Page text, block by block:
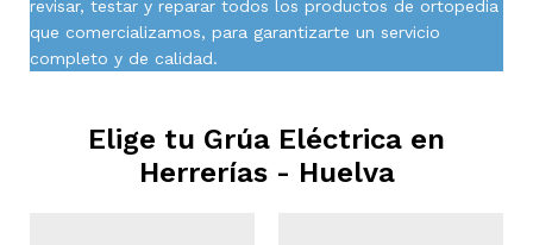
revisar, testar y reparar todos los productos de ortopedia
que comercializamos, para garantizarte un servicio
completo y de calidad.
Elige tu Grúa Eléctrica en
Herrerías - Huelva